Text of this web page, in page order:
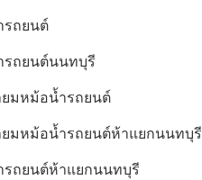
ถยนต์
ถยนต์นนทบุรี
มหม้อน้ำรถยนต์
มหม้อน้ำรถยนต์ห้าแยกนนทบุรี
ถยนต์ห้าแยกนนทบุรี